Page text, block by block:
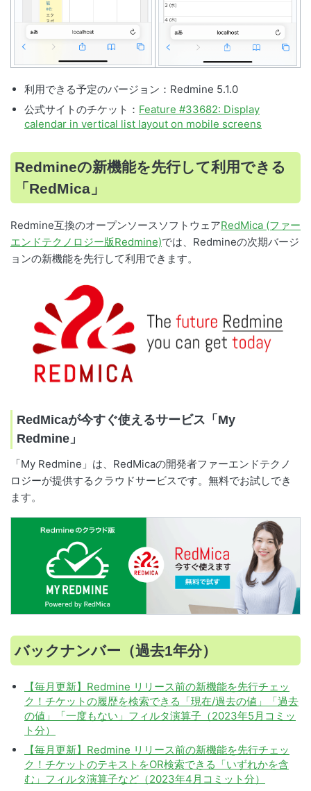
利用できる予定のバージョン：Redmine 5.1.0
公式サイトのチケット： Feature #33682: Display
calendar in vertical list layout on mobile screens
Redmineの新機能を先行して利用できる
「RedMica」
Redmine互換のオープンソースソフトウェアRedMica (ファー
エンドテクノロジー版Redmine)では、Redmineの次期バージ
ョンの新機能を先行して利用できます。
RedMicaが今すぐ使えるサービス「My
Redmine」
「My Redmine」は、RedMicaの開発者ファーエンドテクノ
ロジーが提供するクラウドサービスです。無料でお試しでき
ます。
バックナンバー（過去1年分）
【毎月更新】Redmine リリース前の新機能を先行チェッ
ク！チケットの履歴を検索できる「現在/過去の値」「過去
の値」「一度もない」フィルタ演算子（2023年5月コミッ
ト分）
【毎月更新】Redmine リリース前の新機能を先行チェッ
ク！チケットのテキストをOR検索できる「いずれかを含
む」フィルタ演算子など（2023年4月コミット分）